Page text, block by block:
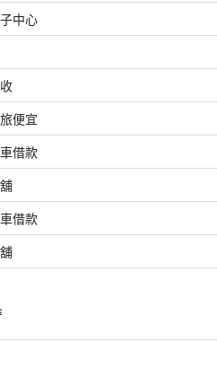
中心
便宜
借款
借款